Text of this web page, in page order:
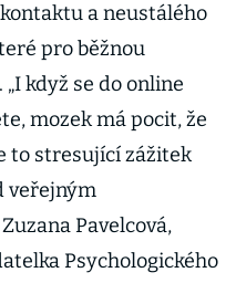
a neustálého
pro běžnou
když se do online
mozek má pocit, že
to stresující zážitek
veřejným
Pavelcová,
Psychologického